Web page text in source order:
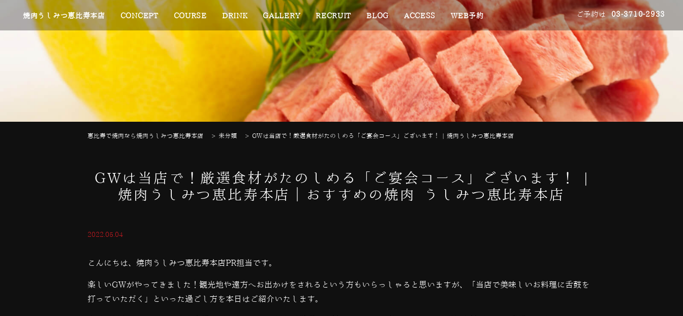
焼肉うしみつ恵比寿本店 CONCEPT COURSE DRINK GALLERY RECRUIT BLOG ACCESS WEB予約 ご予約は 03-3710-2933
恵比寿で焼肉なら焼肉うしみつ恵比寿本店 > 未分類 > GWは当店で！厳選食材がたのしめる「ご宴会コース」ございます！ | 焼肉うしみつ恵比寿本店
GWは当店で！厳選食材がたのしめる「ご宴会コース」ございます！ |
焼肉うしみつ恵比寿本店｜おすすめの焼肉 うしみつ恵比寿本店
2022.05.04
こんにちは、焼肉うしみつ恵比寿本店PR担当です。
楽しいGWがやってきました！観光地や遠方へお出かけをされるという方もいらっしゃると思いますが、「当店で美味しいお料理に舌鼓を
打っていただく」といった過ごし方を本日はご紹介いたします。